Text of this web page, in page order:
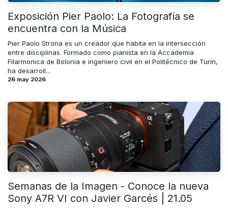
Exposición Pier Paolo: La Fotografía se
encuentra con la Música
Pier Paolo Strona es un creador que habita en la intersección
entre disciplinas. Formado como pianista en la Accademia
Filarmonica de Bolonia e ingeniero civil en el Politécnico de Turín,
ha desarroll...
26 may 2026
Semanas de la Imagen - Conoce la nueva
Sony A7R VI con Javier Garcés | 21.05